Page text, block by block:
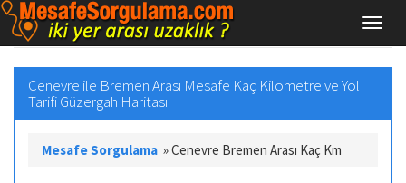
Cenevre ile Bremen Arası Mesafe Kaç Kilometre ve Yol
Tarifi Güzergah Haritası
Mesafe Sorgulama »Cenevre Bremen Arası Kaç Km